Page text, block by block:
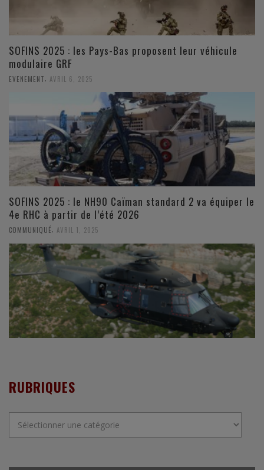
SOFINS 2025 : les Pays-Bas proposent leur véhicule
modulaire GRF
EVENEMENT AVRIL 6, 2025
SOFINS 2025 : le NH90 Caïman standard 2 va équiper le
4e RHC à partir de l’été 2026
COMMUNIQUÉ, AVRIL 1, 2025
RUBRIQUES